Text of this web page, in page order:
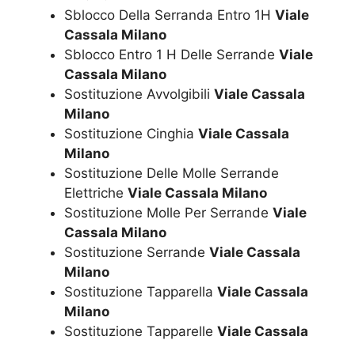
Sblocco Della Serranda Entro 1H Viale
Cassala Milano
Sblocco Entro 1 H Delle Serrande Viale
Cassala Milano
Sostituzione Avvolgibili Viale Cassala
Milano
Sostituzione Cinghia Viale Cassala
Milano
Sostituzione Delle Molle Serrande
Elettriche Viale Cassala Milano
Sostituzione Molle Per Serrande Viale
Cassala Milano
Sostituzione Serrande Viale Cassala
Milano
Sostituzione Tapparella Viale Cassala
Milano
Sostituzione Tapparelle Viale Cassala